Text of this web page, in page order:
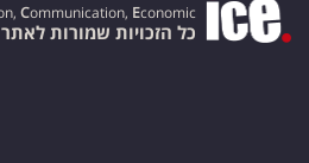
Communication, Economic
כל הזכויות שמורות לאתר ICE. ©